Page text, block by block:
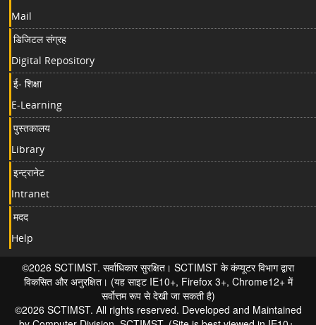
Mail
डिजिटल संग्रह
Digital Repository
ई- शिक्षा
E-Learning
पुस्तकालय
Library
इन्ट्रानेट
Intranet
मदद
Help
©2026 SCTIMST. सर्वाधिकार सुरक्षित। SCTIMST के कंप्यूटर विभाग द्वारा
विकसित और अनुरक्षित। (यह साइट IE10+, Firefox 3+, Chrome12+ में
सर्वोत्तम रूप से देखी जा सकती है)
©2026 SCTIMST. All rights reserved. Developed and Maintained